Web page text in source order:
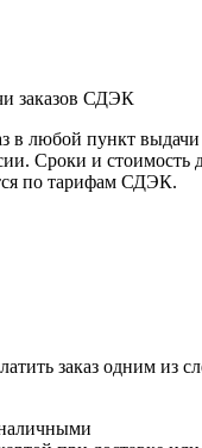
заказов СДЭК
в любой пункт
Сроки и стоимость
по тарифам СДЭК.
заказ одним из